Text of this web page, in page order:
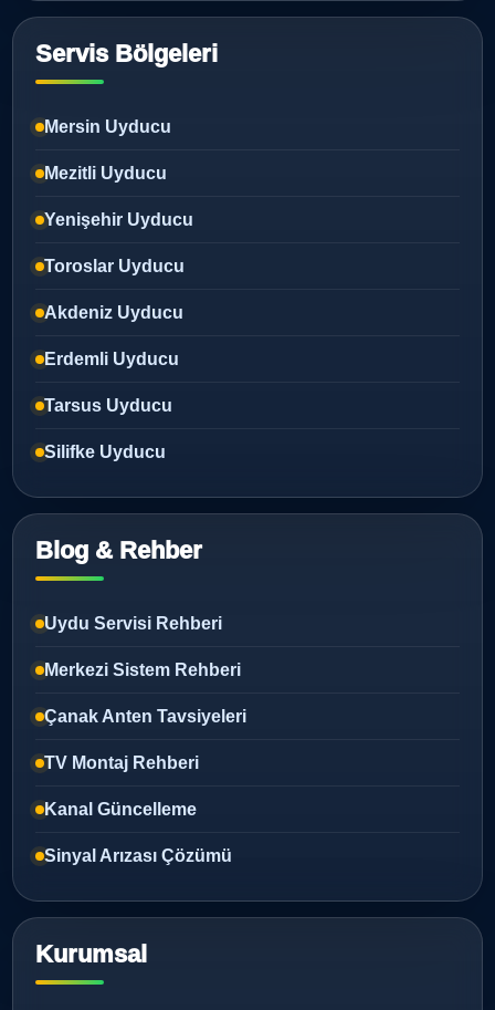
Servis Bölgeleri
Mersin Uyducu
Mezitli Uyducu
Yenişehir Uyducu
Toroslar Uyducu
Akdeniz Uyducu
Erdemli Uyducu
Tarsus Uyducu
Silifke Uyducu
Blog & Rehber
Uydu Servisi Rehberi
Merkezi Sistem Rehberi
Çanak Anten Tavsiyeleri
TV Montaj Rehberi
Kanal Güncelleme
Sinyal Arızası Çözümü
Kurumsal